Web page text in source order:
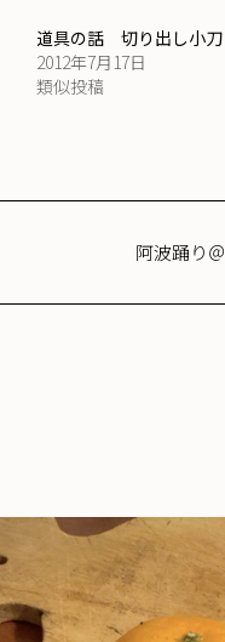
道具の話 切り出し小刀
2012年7月17日
類似投稿
阿波踊り